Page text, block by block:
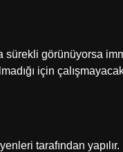
sürekli görünüyorsa
için
tarafından